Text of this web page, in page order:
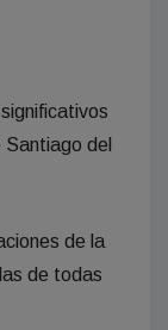
del
de la
de todas